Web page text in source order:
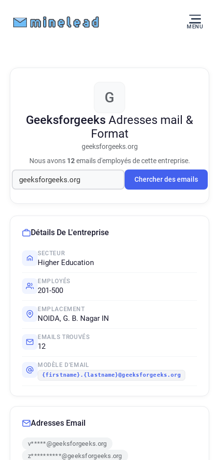
MENU
G
Geeksforgeeks Adresses mail &
Format
geeksforgeeks.org
Nous avons 12emails d'employés de cette entreprise.
Chercher des emails
Détails De L'entreprise
SECTEUR
Higher Education
EMPLOYÉS
201-500
EMPLACEMENT
NOIDA, G. B. Nagar IN
EMAILS TROUVÉS
12
MODÈLE D'EMAIL
{firstname}.{lastname}@geeksforgeeks.org
Adresses Email
v*****@geeksforgeeks.org
z**********@geeksforgeeks.org